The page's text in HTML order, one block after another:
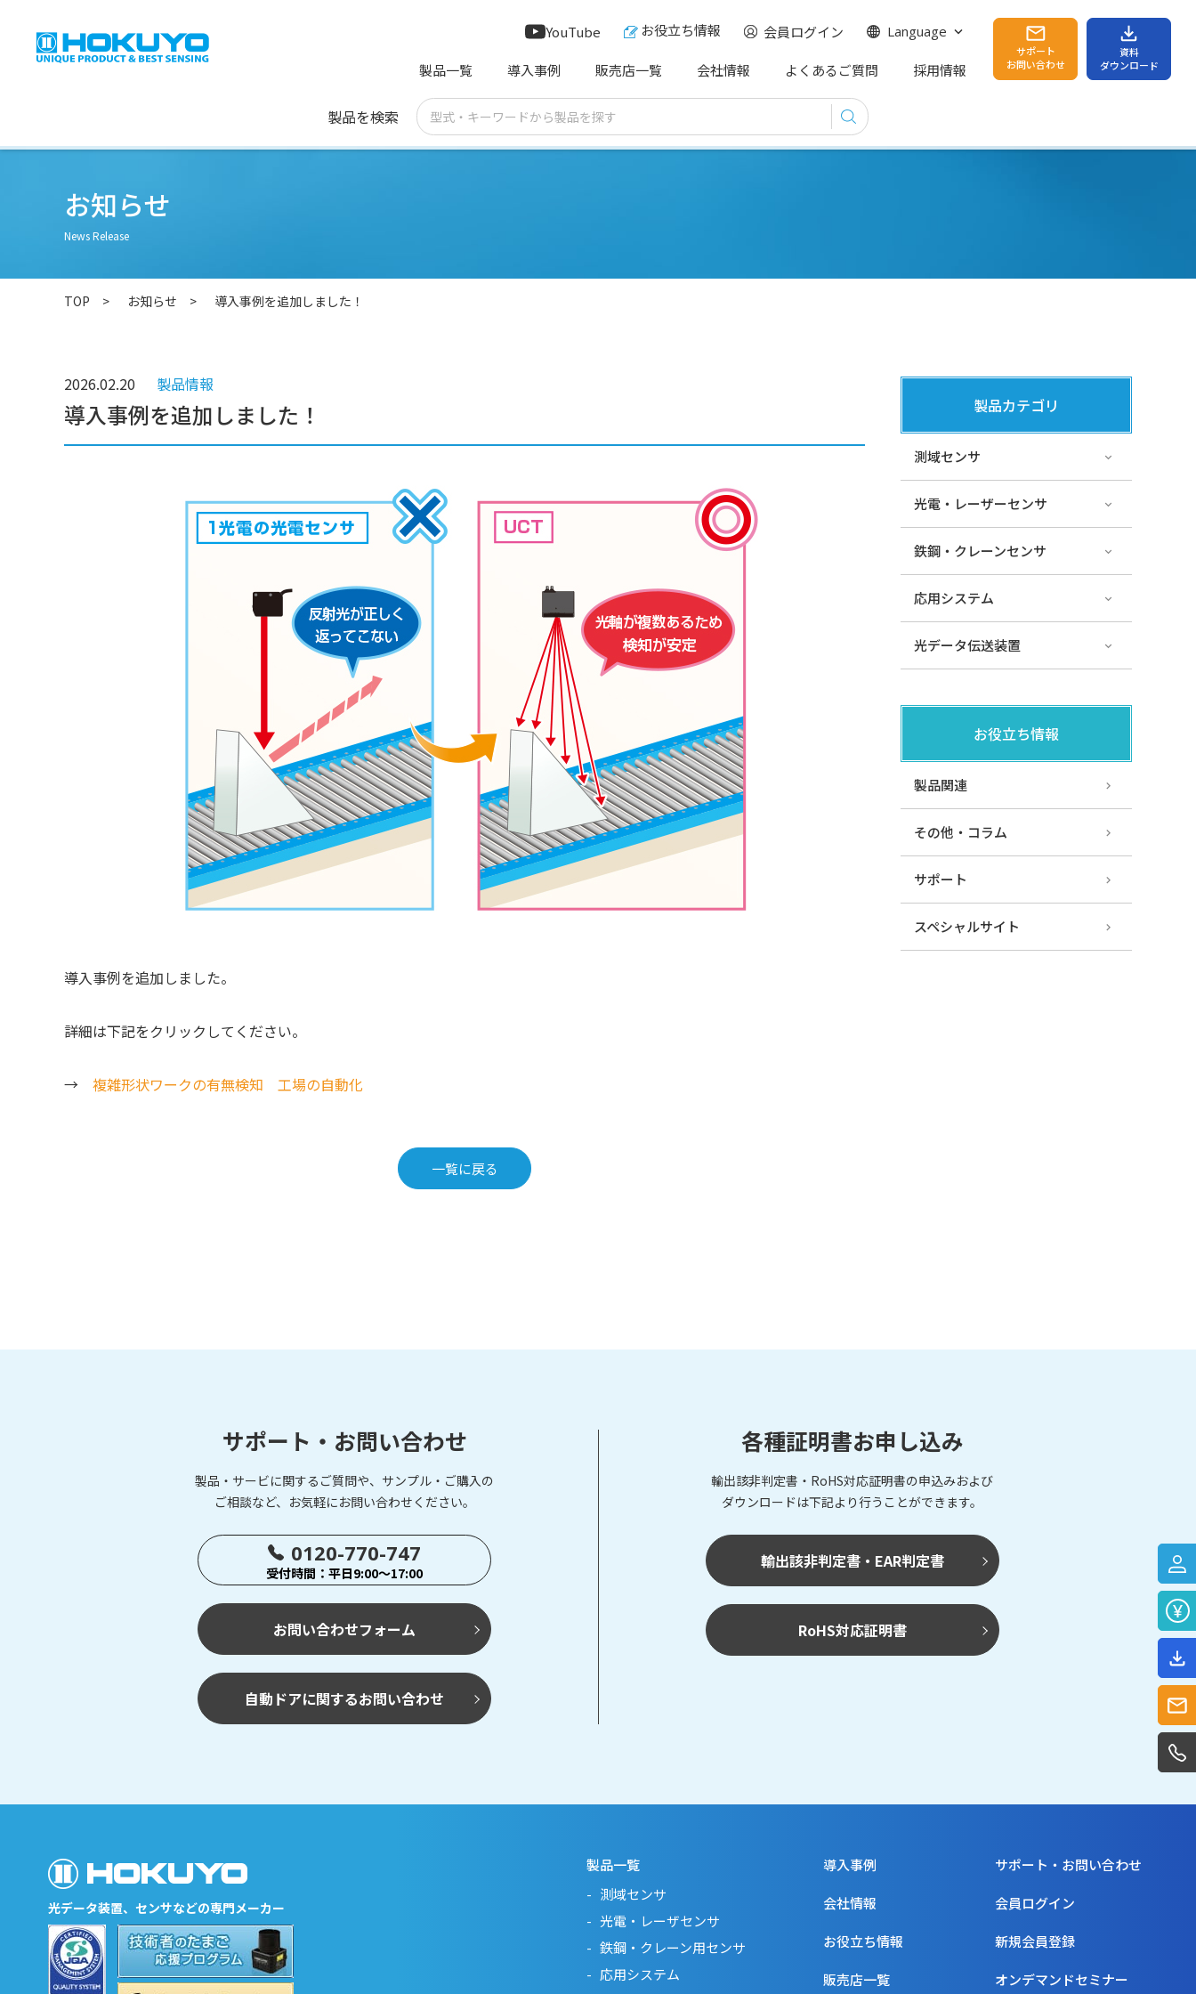
製品一覧 導入事例 販売店一覧 会社情報 よくあるご質問 採用情報
YouTube お役立ち情報 会員ログイン Language
サポート
お問い合わせ
資料
ダウンロード
製品を検索
お知らせ
News Release
TOP お知らせ 導入事例を追加しました！
2026.02.20 製品情報
導入事例を追加しました！
導入事例を追加しました。
詳細は下記をクリックしてください。
→ 複雑形状ワークの有無検知 工場の自動化
一覧に戻る
製品カテゴリ
測域センサ
光電・レーザーセンサ
鉄鋼・クレーンセンサ
応用システム
光データ伝送装置
お役立ち情報
製品関連
その他・コラム
サポート
スペシャルサイト
サポート・お問い合わせ
製品・サービに関するご質問や、サンプル・ご購入の
ご相談など、お気軽にお問い合わせください。
0120-770-747
受付時間：平日9:00～17:00
お問い合わせフォーム
自動ドアに関するお問い合わせ
各種証明書お申し込み
輸出該非判定書・RoHS対応証明書の申込みおよび
ダウンロードは下記より行うことができます。
輸出該非判定書・EAR判定書
RoHS対応証明書
光データ装置、センサなどの専門メーカー
製品一覧
測域センサ
光電・レーザセンサ
鉄鋼・クレーン用センサ
応用システム
導入事例
会社情報
お役立ち情報
販売店一覧
サポート・お問い合わせ
会員ログイン
新規会員登録
オンデマンドセミナー